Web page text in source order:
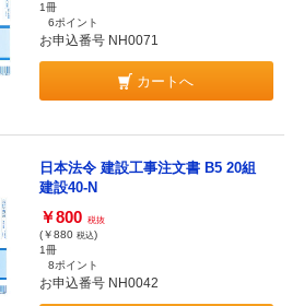
1冊
6ポイント
お申込番号 NH0071
カートへ
日本法令 建設工事注文書 B5 20組
建設40-N
￥800 税抜
(￥880 税込)
1冊
8ポイント
お申込番号 NH0042